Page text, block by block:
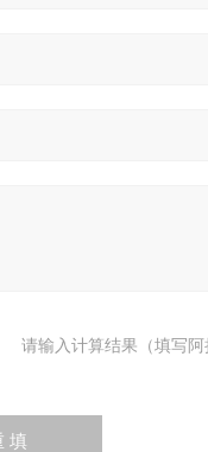
请输入计算结果（填写